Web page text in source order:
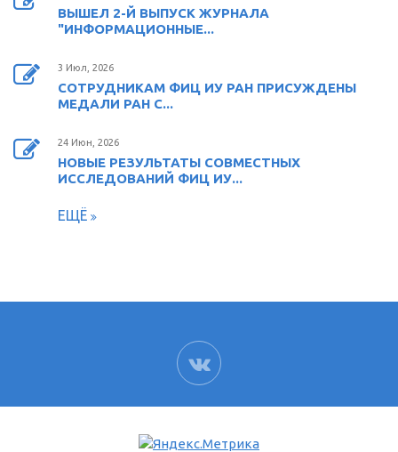
ВЫШЕЛ 2-Й ВЫПУСК ЖУРНАЛА
"ИНФОРМАЦИОННЫЕ...
3 Июл, 2026
СОТРУДНИКАМ ФИЦ ИУ РАН ПРИСУЖДЕНЫ
МЕДАЛИ РАН С...
24 Июн, 2026
НОВЫЕ РЕЗУЛЬТАТЫ СОВМЕСТНЫХ
ИССЛЕДОВАНИЙ ФИЦ ИУ...
ЕЩЁ
ВК